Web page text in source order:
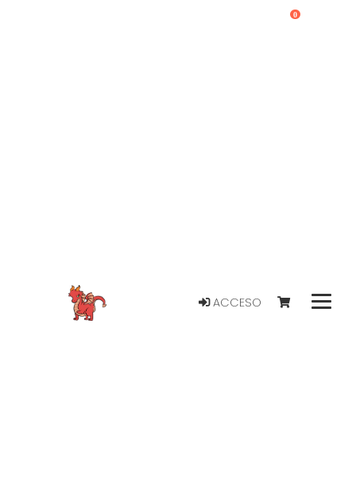
ACCESO
0